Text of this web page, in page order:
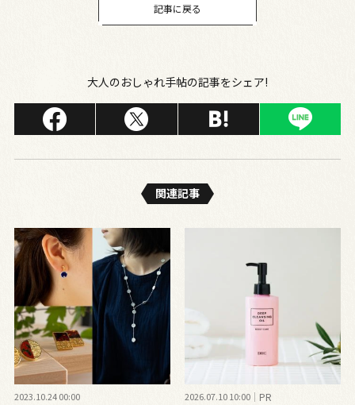
記事に戻る
大人のおしゃれ手帖の記事をシェア!
関連記事
2023.10.24 00:00 2026.07.10 10:00 PR